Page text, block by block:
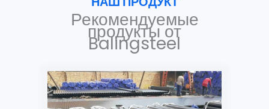
Рекомендуемые
продукты от
Balingsteel